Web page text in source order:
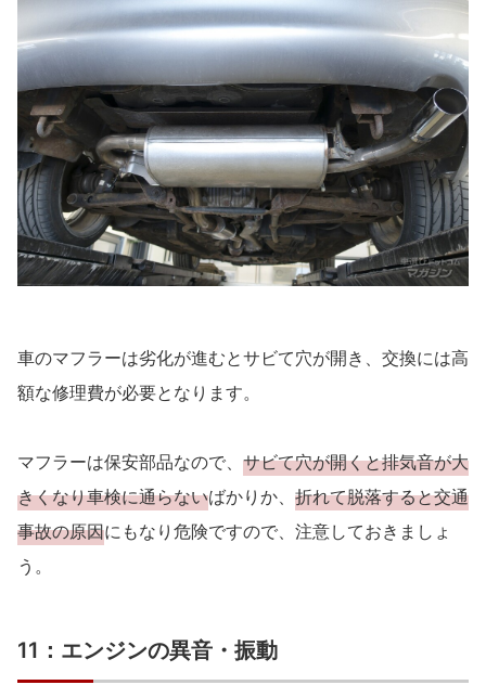
車のマフラーは劣化が進むとサビて穴が開き、交換には高
額な修理費が必要となります。
マフラーは保安部品なので、 サビて穴が開くと排気音が大
きくなり車検に通らないばかりか、 折れて脱落すると交通
事故の原因にもなり危険ですので、注意しておきましょ
う。
11：エンジンの異音・振動